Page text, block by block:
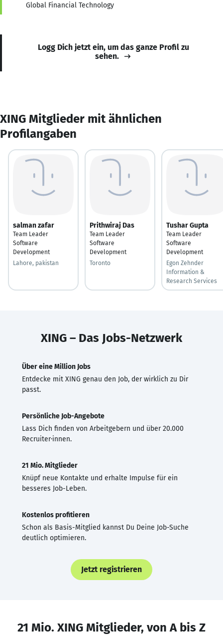
Global Financial Technology
Logg Dich jetzt ein, um das ganze Profil zu
sehen.
XING Mitglieder mit ähnlichen
Profilangaben
salman zafar
Team Leader
Software
Development
Lahore, pakistan
Prithwiraj Das
Team Leader
Software
Development
Toronto
Tushar Gupta
Team Leader
Software
Development
Egon Zehnder
Information &
Research Services
XING – Das Jobs-Netzwerk
Über eine Million Jobs
Entdecke mit XING genau den Job, der wirklich zu Dir
passt.
Persönliche Job-Angebote
Lass Dich finden von Arbeitgebern und über 20.000
Recruiter·innen.
21 Mio. Mitglieder
Knüpf neue Kontakte und erhalte Impulse für ein
besseres Job-Leben.
Kostenlos profitieren
Schon als Basis-Mitglied kannst Du Deine Job-Suche
deutlich optimieren.
Jetzt registrieren
21 Mio. XING Mitglieder, von A bis Z